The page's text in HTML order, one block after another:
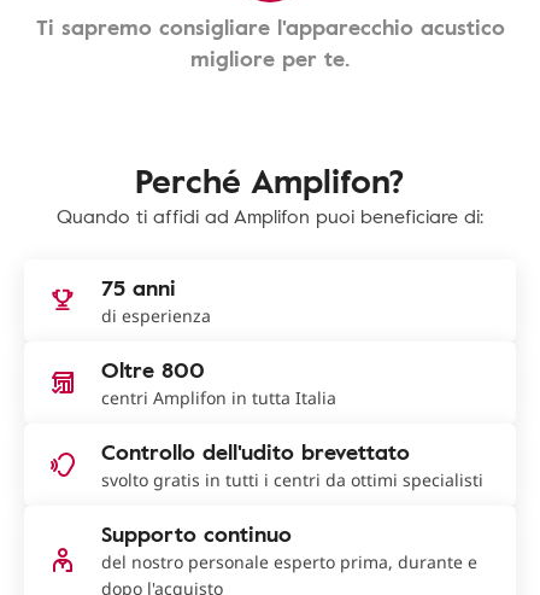
Ti sapremo consigliare l'apparecchio acustico
migliore per te.
Perché Amplifon?
Quando ti affidi ad Amplifon puoi beneficiare di:
75 anni
di esperienza
Oltre 800
centri Amplifon in tutta Italia
Controllo dell'udito brevettato
svolto gratis in tutti i centri da ottimi specialisti
Supporto continuo
del nostro personale esperto prima, durante e
dopo l'acquisto